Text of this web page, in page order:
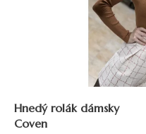
Hnedý rolák dámsky
Coven